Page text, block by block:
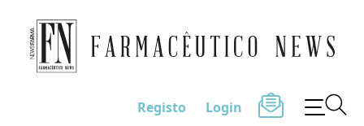
Farmacêutico News
Registo Login